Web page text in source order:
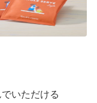
いただける